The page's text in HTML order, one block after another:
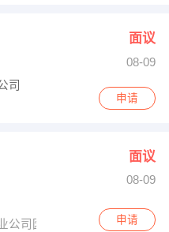
面议
08-09
司
申请
面议
08-09
公司园区内
申请